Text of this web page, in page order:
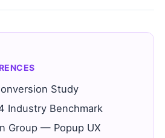
Study
Industry Benchmark
Group — Popup UX